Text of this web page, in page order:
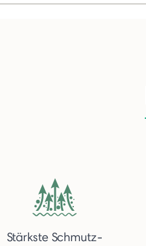
Stärkste Schmutz-